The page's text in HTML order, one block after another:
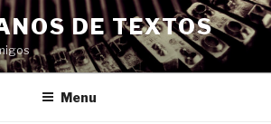
DE TEXTOS
Menu